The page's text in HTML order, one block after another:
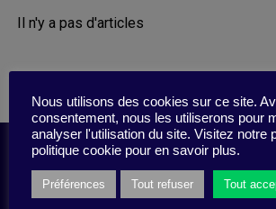
Il n'y a pas d'articles
Inscription newsletter
Nous utilisons des cookies sur ce site.
consentement, nous les utiliserons pour
analyser l'utilisation du site. Visitez notre
politique cookie pour en savoir plus.
Préférences Tout refuser Tout